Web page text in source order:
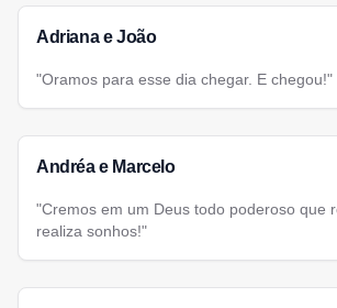
Adriana e João
"Oramos para esse dia chegar. E chegou!"
Andréa e Marcelo
"Cremos em um Deus todo poderoso que
realiza sonhos!"